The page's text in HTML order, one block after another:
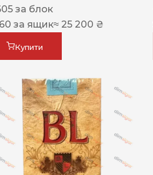
за блок
за ящик≈ 25 200 ₴
Купити